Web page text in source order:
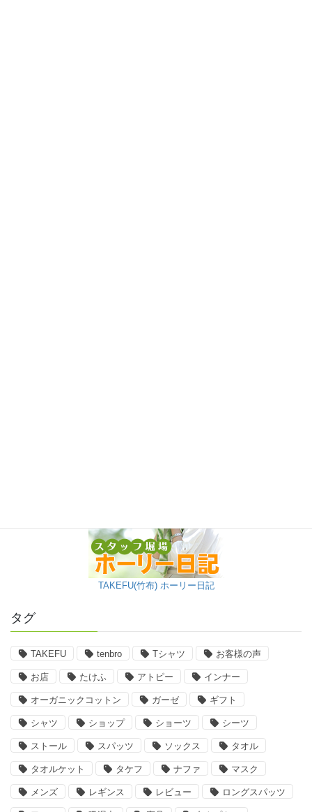
TAKEFU(竹布) ホーリー日記
タグ
TAKEFU tenbro Tシャツ お客様の声
お店 たけふ アトピー インナー
オーガニックコットン ガーゼ ギフト
シャツ ショップ ショーツ シーツ
ストール スパッツ ソックス タオル
タオルケット タケフ ナファ マスク
メンズ レギンス レビュー ロングスパッツ